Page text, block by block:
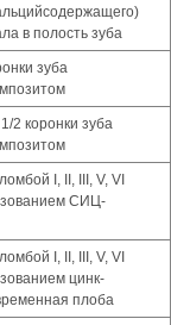
в полость зуба
зуба
2 коронки зуба
I, II, III, V, VI
СИЦ-
I, II, III, V, VI
цинк-
плоба